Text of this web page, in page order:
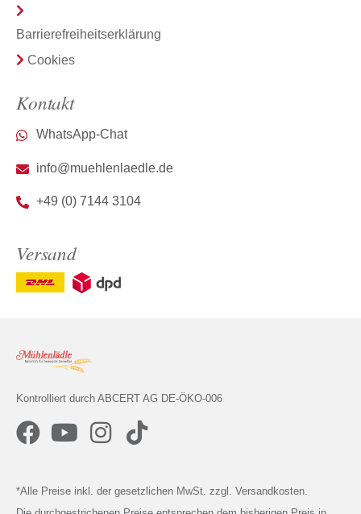
Kontrolliert durch ABCERT AG DE-ÖKO-006
*Alle Preise inkl. der gesetzlichen MwSt. zzgl. Versandkosten.
Barrierefreiheitserklärung
Cookies
Kontakt
WhatsApp-Chat
info@muehlenlaedle.de
+49 (0) 7144 3104
Versand